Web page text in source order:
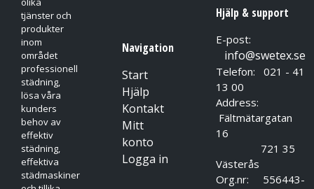
tjänster och
produkter
inom
området
professionell
städning,
lösa våra
kunders
behov av
effektiv
städning,
effektiva
städmaskiner
Navigation
Start
Hjälp
Kontakt
Mitt
konto
Logga in
Hjälp & support
E-post:
info@swetex.se
Telefon: 021 - 41
13 00
Address:
Fältmätargatan
16
721 35
Västerås
Org.nr: 556443-